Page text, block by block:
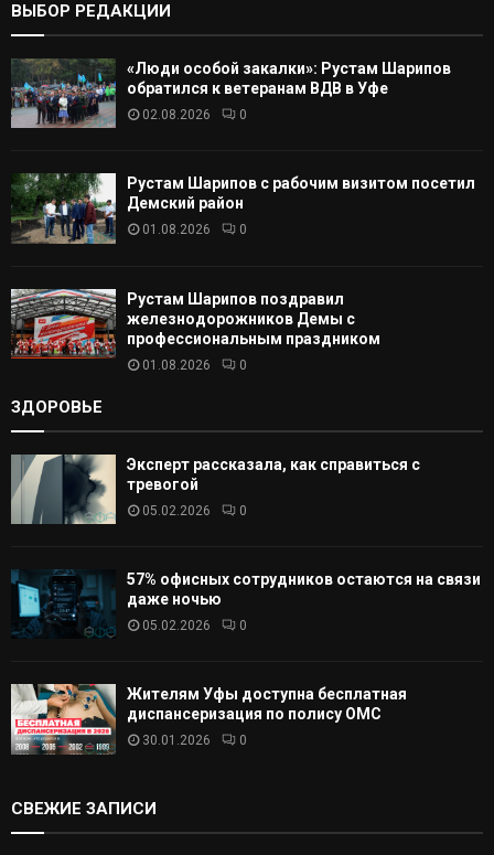
А
ВЫБОР РЕДАКЦИИ
«Люди особой закалки»: Рустам Шарипов
обратился к ветеранам ВДВ в Уфе
02.08.2026 0
Рустам Шарипов с рабочим визитом посетил
Демский район
01.08.2026 0
Рустам Шарипов поздравил
железнодорожников Демы с
профессиональным праздником
01.08.2026 0
ЗДОРОВЬЕ
Эксперт рассказала, как справиться с
тревогой
05.02.2026 0
57% офисных сотрудников остаются на связи
даже ночью
05.02.2026 0
Жителям Уфы доступна бесплатная
диспансеризация по полису ОМС
30.01.2026 0
СВЕЖИЕ ЗАПИСИ